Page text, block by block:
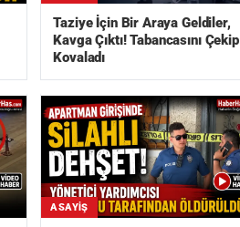
Taziye İçin Bir Araya Geldiler,
Kavga Çıktı! Tabancasını Çekip
Kovaladı
ASAYIŞ